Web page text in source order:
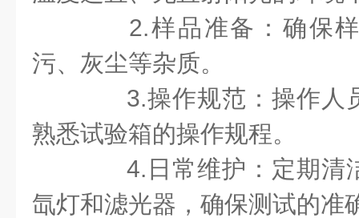
2.样品准备：确保样
污、灰尘等杂质。
3.操作规范：操作人
熟悉试验箱的操作规程。
4.日常维护：定期清
氙灯和滤光器，确保测试的准